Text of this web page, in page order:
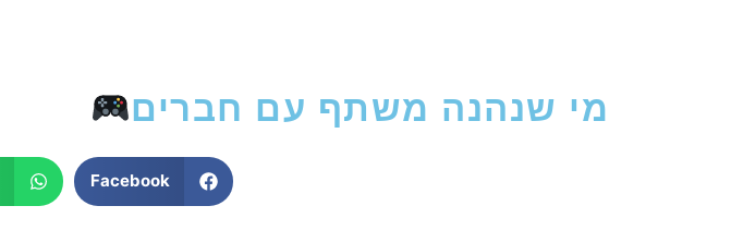
מי שנהנה משתף עם חברים
Facebook